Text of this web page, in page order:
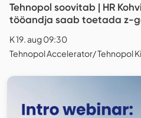
Tehnopol soovitab | HR
tööandja saab toetada z-
K 19. aug 09:30
Tehnopol Accelerator/ Tehnopol